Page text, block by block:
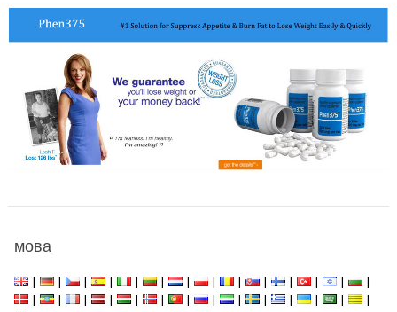
мова
| | | | | | | | | | | | |
|
|
| | | | | | | | | | | | |